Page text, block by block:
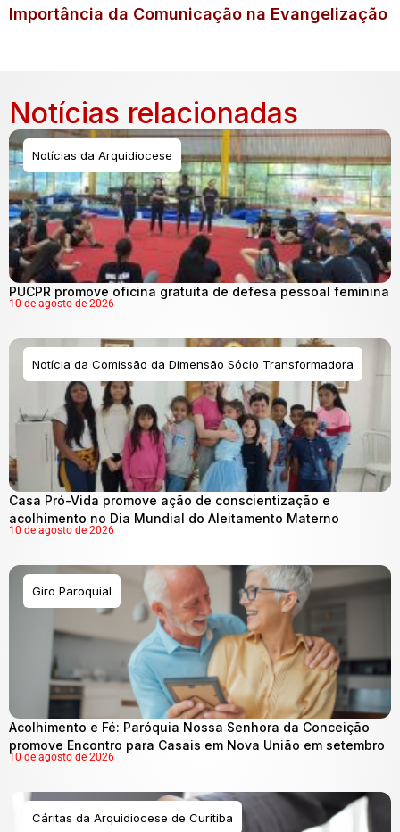
Importância da Comunicação na Evangelização
Notícias relacionadas
Notícias da Arquidiocese
PUCPR promove oficina gratuita de defesa pessoal feminina
10 de agosto de 2026
Notícia da Comissão da Dimensão Sócio Transformadora
Casa Pró-Vida promove ação de conscientização e
acolhimento no Dia Mundial do Aleitamento Materno
10 de agosto de 2026
Giro Paroquial
Acolhimento e Fé: Paróquia Nossa Senhora da Conceição
promove Encontro para Casais em Nova União em setembro
10 de agosto de 2026
Cáritas da Arquidiocese de Curitiba